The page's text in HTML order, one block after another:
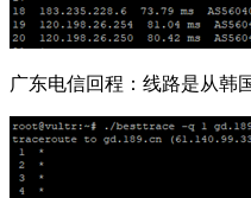
广东电信回程：线路是从韩